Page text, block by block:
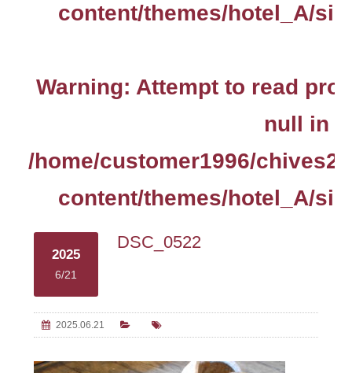
content/themes/hotel_A/
Warning: Attempt to read
null in
/home/customer1996/
content/themes/hotel_A/
2025
6/21
DSC_0522
2025.06.21